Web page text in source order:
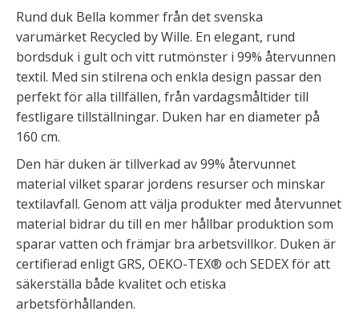
Rund duk Bella kommer från det svenska
varumärket Recycled by Wille. En elegant, rund
bordsduk i gult och vitt rutmönster i 99% återvunnen
textil. Med sin stilrena och enkla design passar den
perfekt för alla tillfällen, från vardagsmåltider till
festligare tillställningar. Duken har en diameter på
160 cm.
Den här duken är tillverkad av 99% återvunnet
material vilket sparar jordens resurser och minskar
textilavfall. Genom att välja produkter med återvunnet
material bidrar du till en mer hållbar produktion som
sparar vatten och främjar bra arbetsvillkor. Duken är
certifierad enligt GRS, OEKO-TEX® och SEDEX för att
säkerställa både kvalitet och etiska
arbetsförhållanden.